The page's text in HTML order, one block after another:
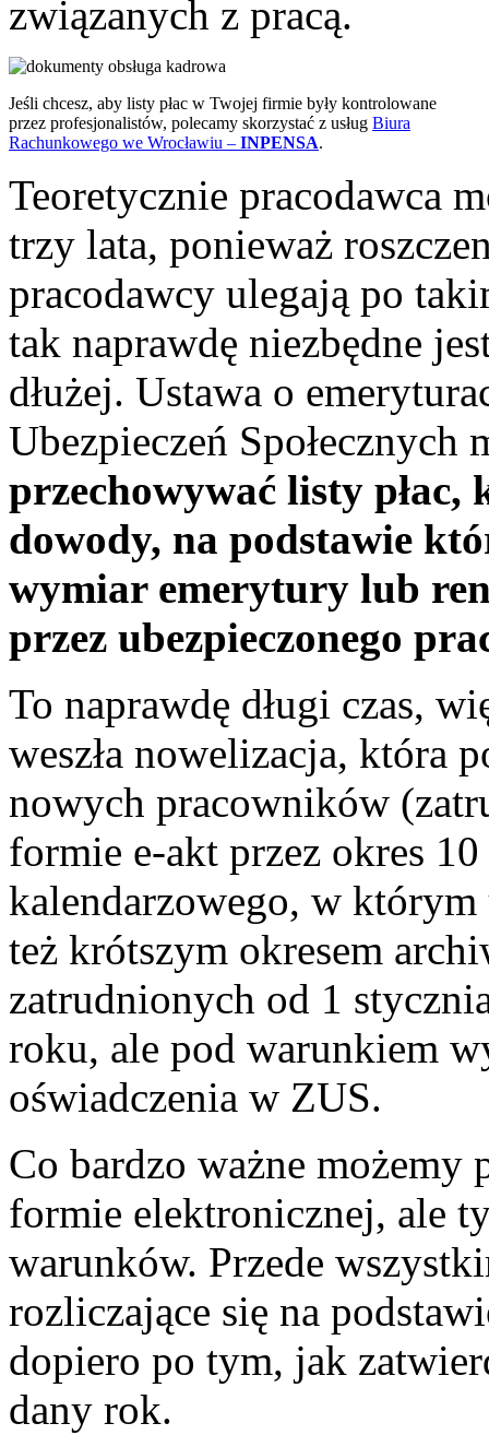
związanych z pracą.
Jeśli chcesz, aby listy płac w Twojej firmie były kontrolowane
przez profesjonalistów, polecamy skorzystać z usług Biura
Rachunkowego we Wrocławiu – INPENSA.
Teoretycznie pracodawca
trzy lata, ponieważ
pracodawcy ulegają po
tak naprawdę niezbędne
dłużej. Ustawa o
Ubezpieczeń Społecznych
przechowywać listy
dowody, na podstawie
wymiar emerytury lub
przez ubezpieczonego
To naprawdę długi czas,
weszła nowelizacja, która
nowych pracowników
formie e-akt przez okres
kalendarzowego, w którym
też krótszym okresem
zatrudnionych od 1
roku, ale pod warunkiem
oświadczenia w ZUS.
Co bardzo ważne możemy
formie elektronicznej, ale
warunków. Przede
rozliczające się na
dopiero po tym, jak
dany rok.